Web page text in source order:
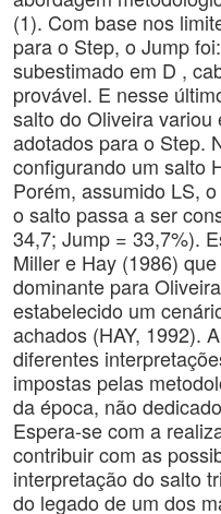
(1). Com base nos
para o Step, o Jump
subestimado em D ,
provável. E nesse
salto do Oliveira
adotados para o Step.
configurando um salto
Porém, assumido LS,
o salto passa a ser
34,7; Jump = 33,7%).
Miller e Hay (1986)
dominante para
estabelecido um
achados (HAY, 1992).
diferentes
impostas pelas
da época, não
Espera-se com a
contribuir com as
interpretação do salto
do legado de um dos